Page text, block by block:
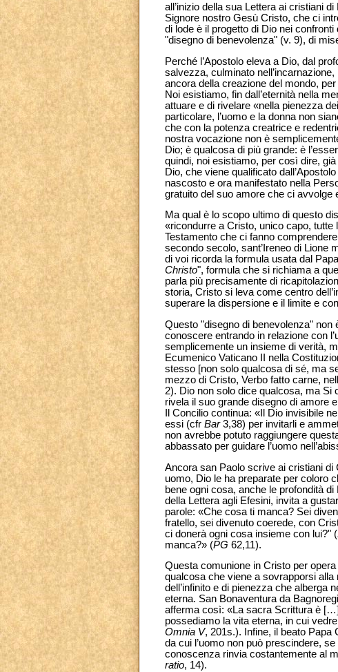
all’inizio della sua Lettera ai cristiani
Signore nostro Gesù Cristo, che ci
di lode è il progetto di Dio nei
"disegno di benevolenza" (v. 9), di
Perché l’Apostolo eleva a Dio, dal
salvezza, culminato
ancora della creazione del mondo,
Noi esistiamo, fin dall’eternità nella
attuare e di rivelare «nella pienezza
particolare, l’uomo e la donna non
che con la potenza creatrice e
nostra vocazione non è
Dio; è qualcosa di più grande: è
quindi, noi esistiamo, per così dire,
Dio, che viene qualificato
nascosto e ora manifestato nella
gratuito del suo amore che ci avvolge
Ma qual è lo scopo ultimo di questo
«ricondurre a Cristo, unico capo,
Testamento che ci fanno
secondo secolo, sant’Ireneo di Lione
di voi ricorda la formula usata dal
Christo", formula che si richiama a
parla più precisamente di
storia, Cristo si leva come centro
superare la dispersione e il limite e
Questo "disegno di benevolenza" non
conoscere entrando in relazione con
semplicemente un insieme di verità,
Ecumenico Vaticano II nella
stesso [non solo qualcosa di sé, ma
mezzo di Cristo, Verbo fatto carne,
2). Dio non solo dice qualcosa, ma
rivela il suo grande disegno di amore
Il Concilio continua: «Il Dio invisibile
essi (cfr Bar3,38) per invitarli e
non avrebbe potuto raggiungere
abbassato per guidare l’uomo
Ancora san Paolo scrive ai cristiani
uomo, Dio le ha preparate per coloro
bene ogni cosa, anche le profondità
della Lettera agli Efesini, invita a
parole: «Che cosa ti manca? Sei
fratello, sei divenuto coerede, con
ci donerà ogni cosa insieme con lui?" (
manca?» (PG 62,11).
Questa comunione in Cristo per
qualcosa che viene a sovrapporsi
dell’infinito e di pienezza che alberga
eterna. San Bonaventura da
afferma così: «La sacra Scrittura è
possediamo la vita eterna, in cui
Omnia V, 201s.). Infine, il beato Papa
da cui l’uomo non può prescindere,
conoscenza rinvia costantemente al
ratio, 14).